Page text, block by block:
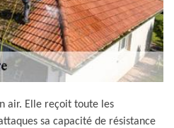
air. Elle reçoit toute les
sa capacité de résistance